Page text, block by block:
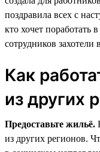
поздравила всех с
кто хочет поработать
сотрудников захотели
Как
из других
Предоставьте жильё.
из других регионов.